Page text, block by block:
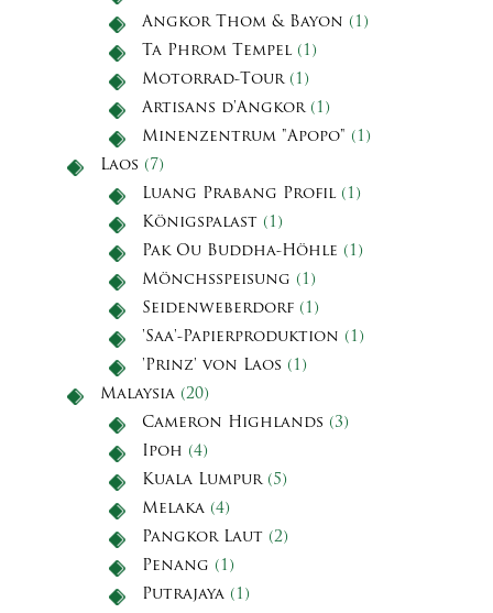
Angkor Thom & Bayon (1)
Ta Phrom Tempel (1)
Motorrad-Tour(1)
Artisans d'Angkor(1)
Minenzentrum "Apopo" (1)
Laos (7)
Luang Prabang Profil (1)
Königspalast (1)
Pak Ou Buddha-Höhle (1)
Mönchsspeisung (1)
Seidenweberdorf (1)
'Saa'-Papierproduktion (1)
'Prinz' von Laos (1)
Malaysia (20)
Cameron Highlands (3)
Ipoh (4)
Kuala Lumpur(5)
Melaka (4)
Pangkor Laut (2)
Penang (1)
Putrajaya (1)